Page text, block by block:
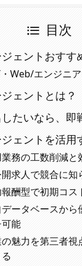
目次
ェントおすす
・Web/エンジニア
ェントとは？
たいなら、即
ェントを活用
務の工数削減と
求人で競合に知
酬型で初期コス
ータベースから
能
魅力を第三者視